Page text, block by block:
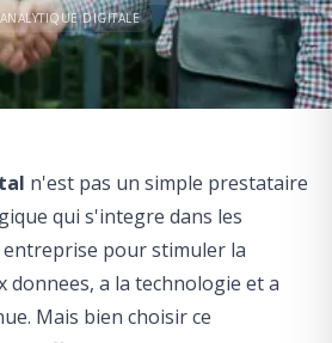
ANALYTIQUE DIGITALE
n'est pas un simple prestataire
qui s'integre dans les
pour stimuler la
donnees, a la technologie et a
Mais bien choisir ce